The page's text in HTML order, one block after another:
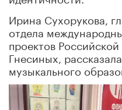
Ирина Сухорукова,
отдела
проектов
Гнесиных,
музыкального